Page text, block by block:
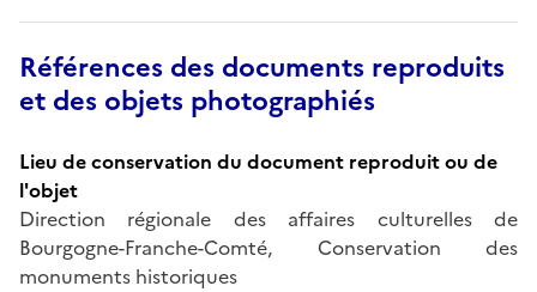
Références des documents reproduits
et des objets photographiés
Lieu de conservation du document reproduit ou de
l'objet
Direction régionale des affaires culturelles de
Bourgogne-Franche-Comté, Conservation des
monuments historiques